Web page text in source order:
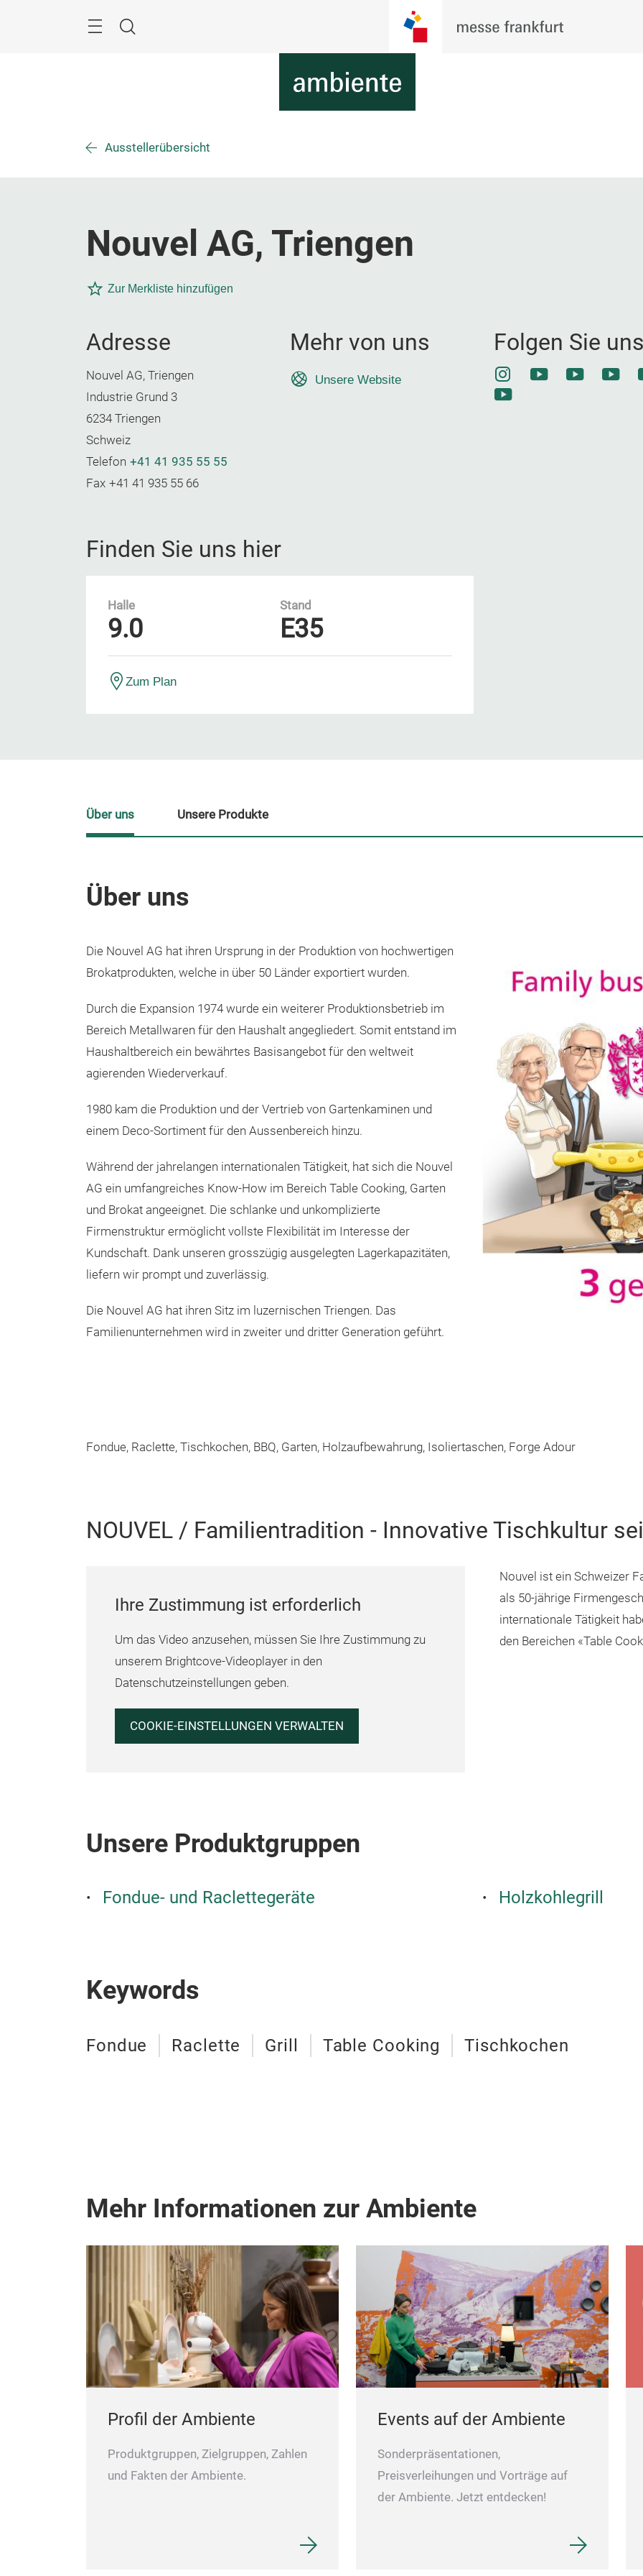
Suche
Ausstellerübersicht
Nouvel AG, Triengen
Zur Merkliste hinzufügen
Adresse
Nouvel AG, Triengen
Industrie Grund 3
6234 Triengen
Schweiz
Telefon +41 41 935 55 55
Fax +41 41 935 55 66
Mehr von uns
Unsere Website
Folgen Sie uns
Instagram
YouTubeYouTube
YouTube
Finden Sie uns hier
Halle
9.0
Stand
E35
Zum Plan
Über uns
Die Nouvel AG hat ihren Ursprung in der Produktion von hochwertigen
Brokatprodukten, welche in über 50 Länder exportiert wurden.
Durch die Expansion 1974 wurde ein weiterer Produktionsbetrieb im
Bereich Metallwaren für den Haushalt angegliedert. Somit entstand im
Haushaltbereich ein bewährtes Basisangebot für den weltweit
agierenden Wiederverkauf.
1980 kam die Produktion und der Vertrieb von Gartenkaminen und
einem Deco-Sortiment für den Aussenbereich hinzu.
Während der jahrelangen internationalen Tätigkeit, hat sich die Nouvel
AG ein umfangreiches Know-How im Bereich Table Cooking, Garten
und Brokat angeeignet. Die schlanke und unkomplizierte
Firmenstruktur ermöglicht vollste Flexibilität im Interesse der
Kundschaft. Dank unseren grosszügig ausgelegten Lagerkapazitäten,
liefern wir prompt und zuverlässig.
Die Nouvel AG hat ihren Sitz im luzernischen Triengen. Das
Familienunternehmen wird in zweiter und dritter Generation geführt.
Fondue, Raclette, Tischkochen, BBQ, Garten, Holzaufbewahrung, Isoliertaschen, Forge Adour
NOUVEL / Familientradition - Innovative Tischkultur
Ihre Zustimmung ist erforderlich
Um das Video anzusehen, müssen Sie Ihre Zustimmung zu
unserem Brightcove-Videoplayer in den
Datenschutzeinstellungen geben.
COOKIE-EINSTELLUNGEN VERWALTEN
Nouvel ist ein Schweizer
als 50-jährige
internationale Tätigkeit
den Bereichen «Table
Unsere Produktgruppen
Fondue- und Raclettegeräte Holzkohlegrill
Keywords
Fondue Raclette Grill Table Cooking Tischkochen
Über uns Unsere Produkte
Mehr Informationen zur Ambiente
Profil der Ambiente
Produktgruppen, Zielgruppen, Zahlen
und Fakten der Ambiente.
Events auf der Ambiente
Sonderpräsentationen,
Preisverleihungen und Vorträge auf
der Ambiente. Jetzt entdecken!